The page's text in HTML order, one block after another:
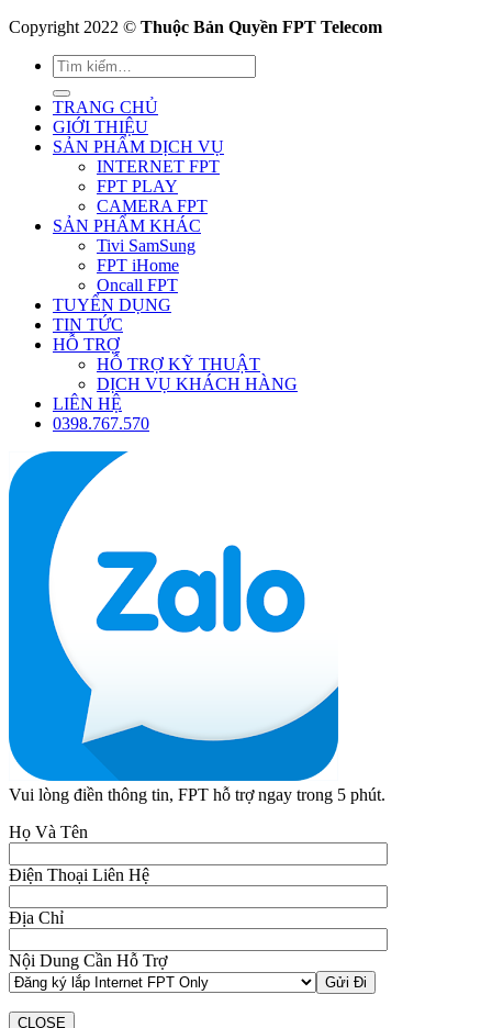
Copyright 2022 © Thuộc Bản Quyền FPT Telecom
TRANG CHỦ
GIỚI THIỆU
SẢN PHẨM DỊCH VỤ
INTERNET FPT
FPT PLAY
CAMERA FPT
SẢN PHẨM KHÁC
Tivi SamSung
FPT iHome
Oncall FPT
TUYỂN DỤNG
TIN TỨC
HỖ TRỢ
HỖ TRỢ KỸ THUẬT
DỊCH VỤ KHÁCH HÀNG
LIÊN HỆ
0398.767.570
Vui lòng điền thông tin, FPT hỗ trợ ngay trong 5 phút.
Họ Và Tên
Điện Thoại Liên Hệ
Địa Chỉ
Nội Dung Cần Hỗ Trợ
CLOSE